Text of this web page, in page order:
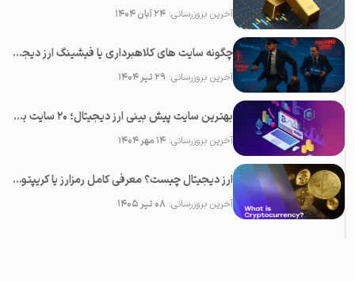
آخرین بروزرسانی:۲۴ آبان ۱۴۰۴
چگونه سایت های کلاهبرداری یا فیشینگ ارز دیجیتال را شناسایی کنیم؟
آخرین بروزرسانی:۲۹ تیر ۱۴۰۴
بهترین سایت پیش بینی ارز دیجیتال؛ ۲0 سایت برتر تحلیل کریپتو
آخرین بروزرسانی:۱۴ مهر ۱۴۰۴
ارز دیجیتال چیست؟ معرفی کامل رمزارز یا کریپتوکارنسی
آخرین بروزرسانی:۰۸ تیر ۱۴۰۵